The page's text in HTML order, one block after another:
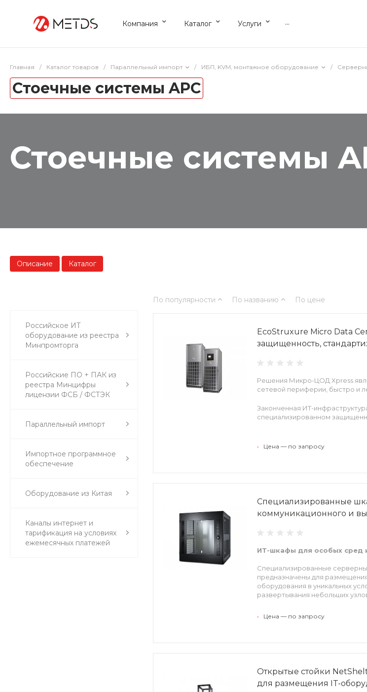
Компания Каталог Услуги ...
Главная / Каталог товаров / Параллельный импорт / ИБП, KVM, монтажное оборудование /
Стоечные системы APC
Стоечные системы
Описание Каталог
Российское ИТ
оборудование из реестра
Минпромторга
Российские ПО + ПАК из
реестра Минцифры
лицензии ФСБ / ФСТЭК
Параллельный импорт
Импортное программное
обеспечение
Оборудование из Китая
Каналы интернет и
тарификация на условиях
ежемесячных платежей
По популярности По названию По цене
EcoStruxure Micro Data
защищенность,
Решения Микро-ЦОД Xpress
сетевой периферии, быстро и
Законченная ИТ-
специализированном
среды
• Цена — по запросу
Специализированные
коммуникационного и
ИТ-шкафы для особых сред
Специализированные
предназначены для
оборудования в уникальных
развертывания небольших
• Цена — по запросу
Открытые стойки
для размещения IT-